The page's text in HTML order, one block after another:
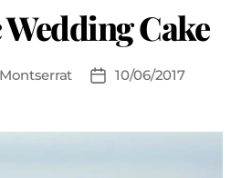
Cake
10/06/2017